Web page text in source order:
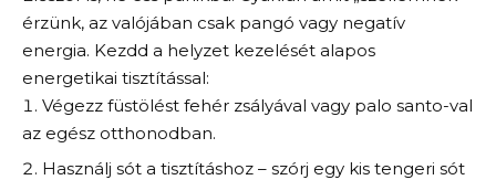
érzünk, az valójában csak pangó vagy negatív
energia. Kezdd a helyzet kezelését alapos
energetikai tisztítással:
Végezz füstölést fehér zsályával vagy palo santo-val
az egész otthonodban.
Használj sót a tisztításhoz – szórj egy kis tengeri sót